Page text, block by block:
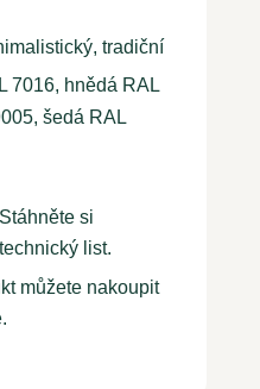
tradiční
7016, hnědá RAL
šedá RAL
Stáhněte si
technický list.
můžete nakoupit